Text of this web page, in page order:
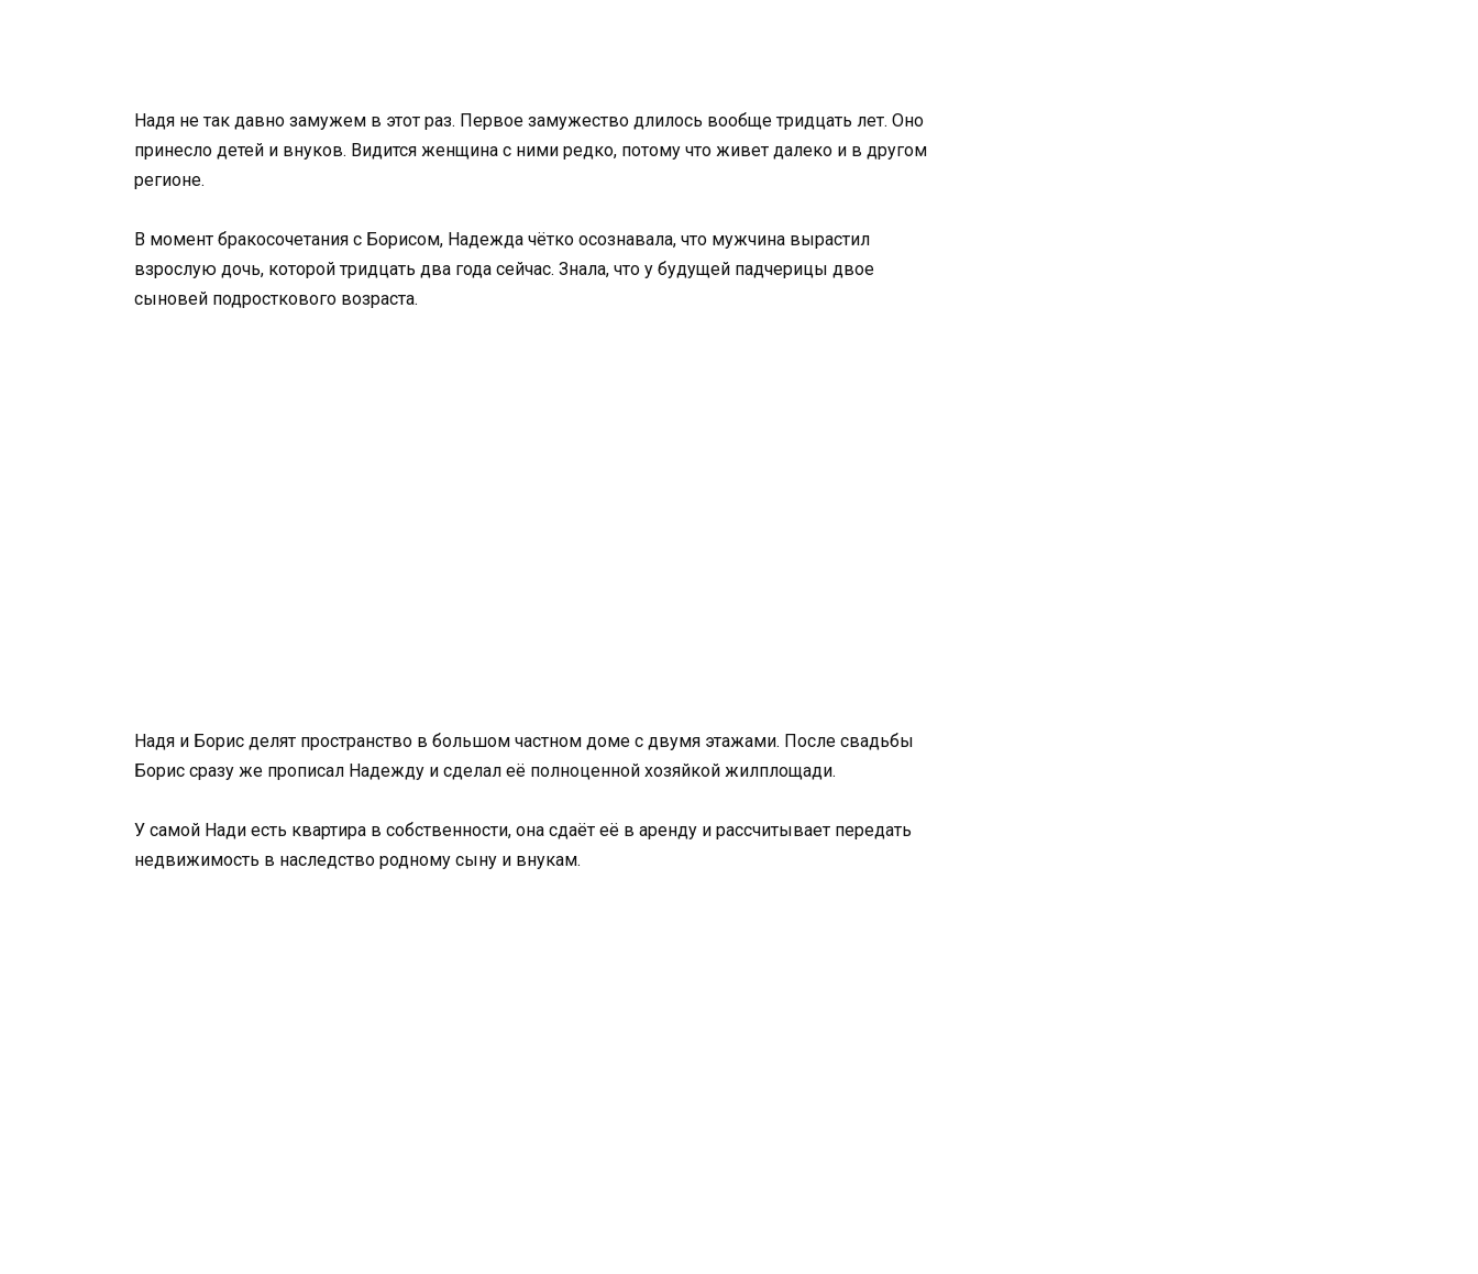
Надя не так давно замужем в этот раз. Первое замужество длилось вообще тридцать лет. Оно
принесло детей и внуков. Видится женщина с ними редко, потому что живет далеко и в другом
регионе.
В момент бракосочетания с Борисом, Надежда чётко осознавала, что мужчина вырастил
взрослую дочь, которой тридцать два года сейчас. Знала, что у будущей падчерицы двое
сыновей подросткового возраста.
Надя и Борис делят пространство в большом частном доме с двумя этажами. После свадьбы
Борис сразу же прописал Надежду и сделал её полноценной хозяйкой жилплощади.
У самой Нади есть квартира в собственности, она сдаёт её в аренду и рассчитывает передать
недвижимость в наследство родному сыну и внукам.